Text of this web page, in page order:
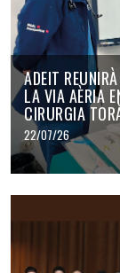
ADEIT
LA VIA AÈRIA
CIRURGIA
22/07/26